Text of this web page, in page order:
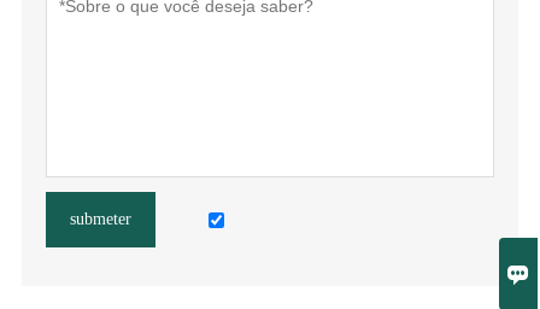

submeter